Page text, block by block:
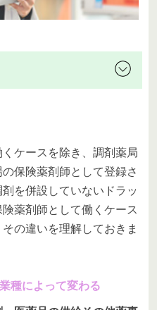
ケースを除き、調剤薬局
保険薬剤師として登録さ
を併設していないドラッ
薬剤師として働くケース
の違いを理解しておきま
種によって変わる